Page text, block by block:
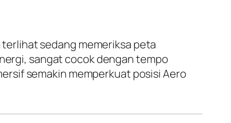
terlihat sedang memeriksa peta
sangat cocok dengan tempo
semakin memperkuat posisi Aero